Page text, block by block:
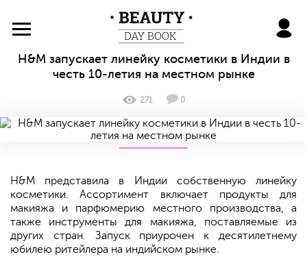
BeautyDayBook
H&M запускает линейку косметики в Индии в
честь 10-летия на местном рынке
271 0
H&M представила в Индии собственную линейку
косметики. Ассортимент включает продукты для
макияжа и парфюмерию местного производства, а
также инструменты для макияжа, поставляемые из
других стран. Запуск приурочен к десятилетнему
юбилею ритейлера на индийском рынке.